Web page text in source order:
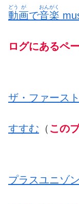
動
どう
画
が
で音楽
おんがく
ログにあるペ
ザ・ファース
すすむ （ この
プラスユニゾ